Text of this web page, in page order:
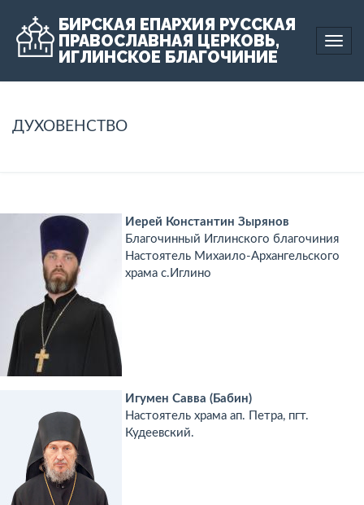
БИРСКАЯ ЕПАРХИЯ РУССКАЯ
ПРАВОСЛАВНАЯ ЦЕРКОВЬ,
ИГЛИНСКОЕ БЛАГОЧИНИЕ
ДУХОВЕНСТВО
Иерей Константин Зырянов
Благочинный Иглинского благочиния
Настоятель Михаило-Архангельского
храма с.Иглино
Игумен Савва (Бабин)
Настоятель храма ап. Петра, пгт.
Кудеевский.